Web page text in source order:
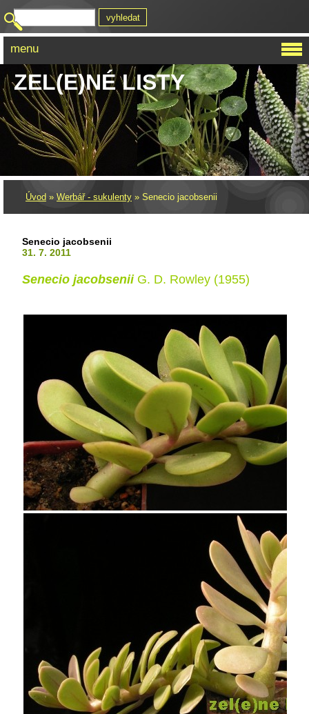
ZEL(E)NÉ LISTY
Úvod » Werbář - sukulenty » Senecio jacobsenii
Senecio jacobsenii
31. 7. 2011
Senecio jacobsenii G. D. Rowley (1955)
menu